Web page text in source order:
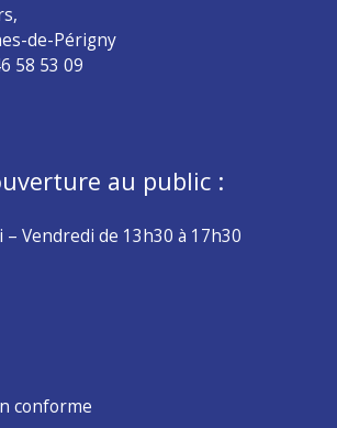
de-Périgny
58 53 09
au public :
Vendredi de 13h30 à 17h30
conforme